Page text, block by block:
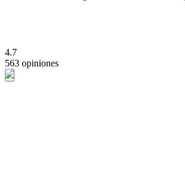
4.7
563 opiniones